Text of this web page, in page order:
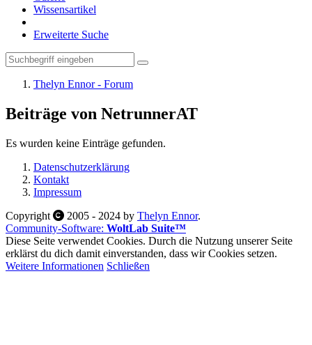
Wissensartikel
Erweiterte Suche
Thelyn Ennor - Forum
Beiträge von NetrunnerAT
Es wurden keine Einträge gefunden.
Datenschutzerklärung
Kontakt
Impressum
Copyright
2005 - 2024 by Thelyn Ennor.
Community-Software: WoltLab Suite™
Diese Seite verwendet Cookies. Durch die Nutzung unserer Seite
erklärst du dich damit einverstanden, dass wir Cookies setzen.
Weitere Informationen Schließen